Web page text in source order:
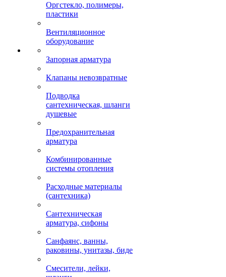
Оргстекло, полимеры,
пластики
Вентиляционное
оборудование
Запорная арматура
Клапаны невозвратные
Подводка
сантехническая, шланги
душевые
Предохранительная
арматура
Комбинированные
системы отопления
Расходные материалы
(сантехника)
Сантехническая
арматура, сифоны
Санфаянс, ванны,
раковины, унитазы, биде
Смесители, лейки,